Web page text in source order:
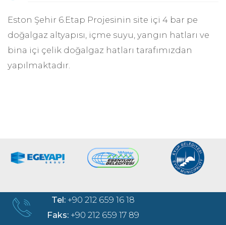
Eston Şehir 6.Etap Projesinin site içi 4 bar pe
doğalgaz altyapısı, içme suyu, yangın hatları ve
bina içi çelik doğalgaz hatları tarafımızdan
yapılmaktadır.
Tel: +90 212 659 16 18
Faks: +90 212 659 17 89